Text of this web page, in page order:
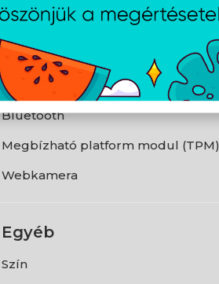
HDMI
LAN
WLAN
Bluetooth
Megbízható platform modul (TPM)
Webkamera
Egyéb
Szín